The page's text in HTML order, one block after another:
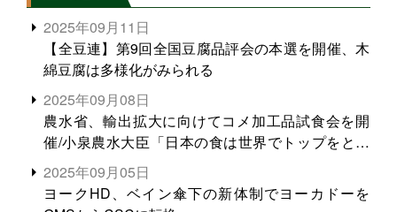
2025年09月11日
【全豆連】第9回全国豆腐品評会の本選を開催、木
綿豆腐は多様化がみられる
2025年09月08日
農水省、輸出拡大に向けてコメ加工品試食会を開
催/小泉農水大臣「日本の食は世界でトップをとれ
る。米増産に向けて、米輸出需要の拡大を」
2025年09月05日
ヨークHD、ベイン傘下の新体制でヨーカドーを